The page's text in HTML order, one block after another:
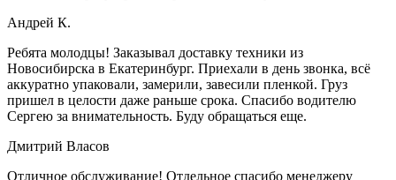
Андрей К.
Ребята молодцы! Заказывал доставку техники из
Новосибирска в Екатеринбург. Приехали в день звонка, всё
аккуратно упаковали, замерили, завесили пленкой. Груз
пришел в целости даже раньше срока. Спасибо водителю
Сергею за внимательность. Буду обращаться еще.
Дмитрий Власов
Отличное обслуживание! Отдельное спасибо менеджеру